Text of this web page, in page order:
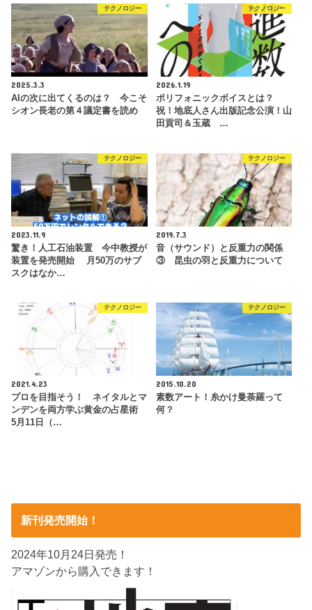
テクノロジー
2025.3.3
AIの次に出てくるのは？ 今こそ
シオン長老の第４議定書を読め
テクノロジー
2026.1.19
ポリフォニックボイスとは？
祝！地底人さん出版記念公演！山
田貢司＆玉蔵 …
テクノロジー
2023.11.9
驚き！人工石油装置 今中教授が
装置を発売開始 月50万のサブ
スクはなか…
テクノロジー
2019.7.3
音（サウンド）と反重力の関係
③ 昆虫の羽と反重力について
テクノロジー
2021.4.23
プロを目指そう！ ネイタルとマ
ンデンを両方学ぶ黄金の占星術
5月11日（…
テクノロジー
2015.10.20
素数アート！糸かけ曼荼羅って
何？
新刊発売開始！
2024年10月24日発売！
アマゾンから購入できます！